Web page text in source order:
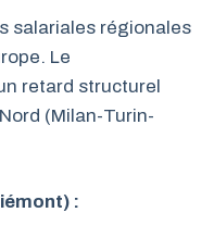
salariales régionales
Le
retard structurel
(Milan-Turin-
: